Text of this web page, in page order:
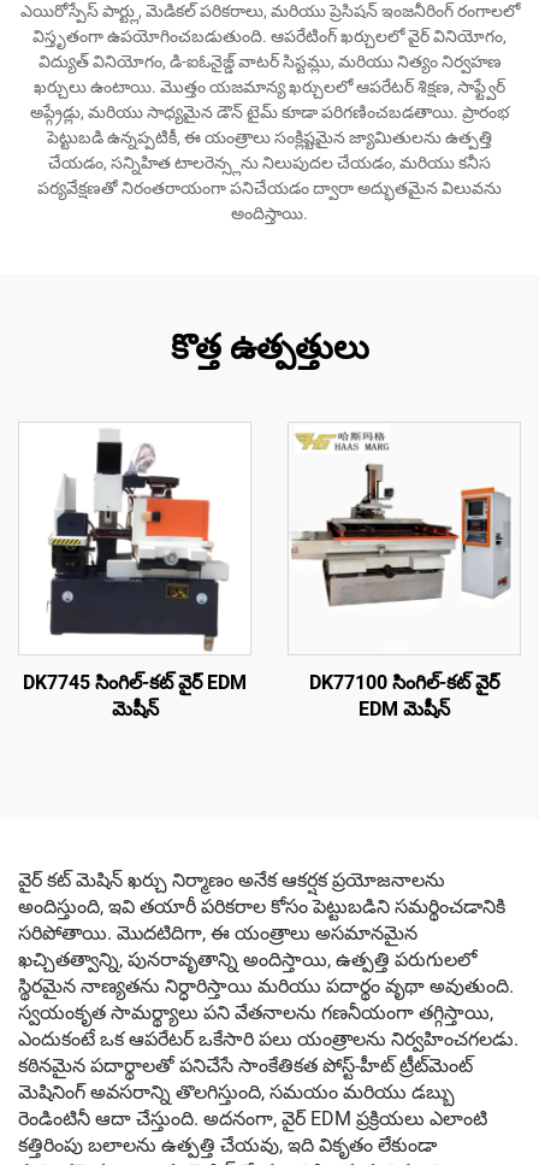
ఎయిరోస్పేస్ పార్ట్లు, మెడికల్ పరికరాలు, మరియు ప్రెసిషన్ ఇంజనీరింగ్ రంగాలలో
విస్తృతంగా ఉపయోగించబడుతుంది. ఆపరేటింగ్ ఖర్చులలో వైర్ వినియోగం,
విద్యుత్ వినియోగం, డి-ఐఓనైజ్డ్ వాటర్ సిస్టమ్లు, మరియు నిత్యం నిర్వహణ
ఖర్చులు ఉంటాయి. మొత్తం యజమాన్య ఖర్చులలో ఆపరేటర్ శిక్షణ, సాఫ్ట్వేర్
అప్గ్రేడ్లు, మరియు సాధ్యమైన డౌన్ టైమ్ కూడా పరిగణించబడతాయి. ప్రారంభ
పెట్టుబడి ఉన్నప్పటికీ, ఈ యంత్రాలు సంక్లిష్టమైన జ్యామితులను ఉత్పత్తి
చేయడం, సన్నిహిత టాలరెన్స్లను నిలుపుదల చేయడం, మరియు కనీస
పర్యవేక్షణతో నిరంతరాయంగా పనిచేయడం ద్వారా అద్భుతమైన విలువను
అందిస్తాయి.
కొత్త ఉత్పత్తులు
DK7745 సింగిల్-కట్ వైర్ EDM
మెషీన్
DK77100 సింగిల్-కట్ వైర్
EDM మెషీన్
వైర్ కట్ మెషిన్ ఖర్చు నిర్మాణం అనేక ఆకర్షక ప్రయోజనాలను
అందిస్తుంది, ఇవి తయారీ పరికరాల కోసం పెట్టుబడిని సమర్థించడానికి
సరిపోతాయి. మొదటిదిగా, ఈ యంత్రాలు అసమానమైన
ఖచ్చితత్వాన్ని, పునరావృతాన్ని అందిస్తాయి, ఉత్పత్తి పరుగులలో
స్థిరమైన నాణ్యతను నిర్ధారిస్తాయి మరియు పదార్థం వృథా అవుతుంది.
స్వయంకృత సామర్థ్యాలు పని వేతనాలను గణనీయంగా తగ్గిస్తాయి,
ఎందుకంటే ఒక ఆపరేటర్ ఒకేసారి పలు యంత్రాలను నిర్వహించగలడు.
కఠినమైన పదార్థాలతో పనిచేసే సాంకేతికత పోస్ట్-హీట్ ట్రీట్‌మెంట్
మెషినింగ్ అవసరాన్ని తొలగిస్తుంది, సమయం మరియు డబ్బు
రెండింటినీ ఆదా చేస్తుంది. అదనంగా, వైర్ EDM ప్రక్రియలు ఎలాంటి
కత్తిరింపు బలాలను ఉత్పత్తి చేయవు, ఇది వికృతం లేకుండా